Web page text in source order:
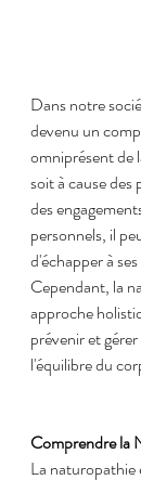
Dans notre
devenu un
omniprésent de
soit à cause des
des
personnels, il
d'échapper à
Cependant, la
approche
prévenir et
l'équilibre du
Comprendre la
La naturopathie